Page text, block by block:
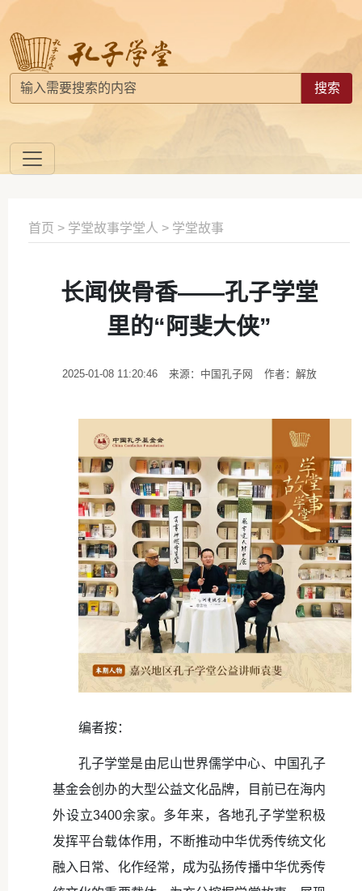
搜索
首页 > 学堂故事学堂人 > 学堂故事
长闻侠骨香——孔子学堂
里的“阿斐大侠”
2025-01-08 11:20:46 来源：中国孔子网 作者：解放
编者按：
孔子学堂是由尼山世界儒学中心、中国孔子
基金会创办的大型公益文化品牌，目前已在海内
外设立3400余家。多年来，各地孔子学堂积极
发挥平台载体作用，不断推动中华优秀传统文化
融入日常、化作经常，成为弘扬传播中华优秀传